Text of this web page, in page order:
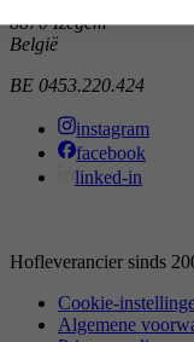
8870 Izegem
België
BE 0453.220.424
instagram
facebook
linked-in
Hofleverancier sinds
Cookie-
Algemene